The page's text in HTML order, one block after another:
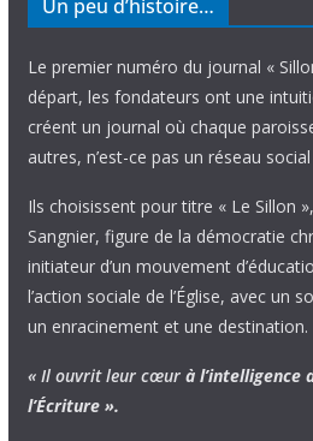
Un peu d’histoire…
Le premier numéro du journal «
départ, les fondateurs ont une
créent un journal où chaque
autres, n’est-ce pas un réseau social
Ils choisissent pour titre « Le Sillon
Sangnier, figure de la démocratie
initiateur d’un mouvement
l’action sociale de l’Église, avec un
un enracinement et une destination.
« Il ouvrit leur cœur à l’intelligence
l’Écriture ».